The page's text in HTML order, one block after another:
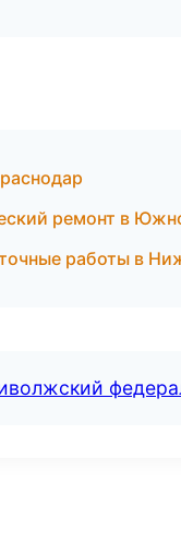
ремонт в
работы в